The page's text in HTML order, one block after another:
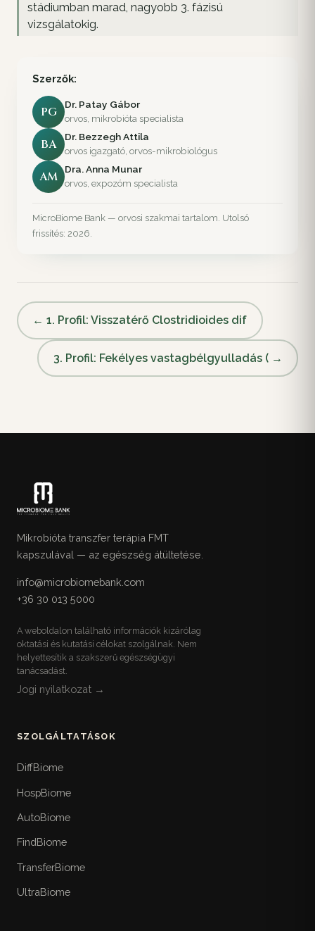
stádiumban marad, nagyobb 3. fázisú
vizsgálatokig.
Szerzők:
PG
Dr. Patay Gábor
orvos, mikrobióta specialista
BA
Dr. Bezzegh Attila
orvos igazgató, orvos-mikrobiológus
AM
Dra. Anna Munar
orvos, expozóm specialista
MicroBiome Bank — orvosi szakmai tartalom. Utolsó
frissítés: 2026.
← 1. Profil: Visszatérő Clostridioides dif
3. Profil: Fekélyes vastagbélgyulladás ( →
Mikrobióta transzfer terápia FMT
kapszulával — az egészség átültetése.
info@microbiomebank.com
+36 30 013 5000
A weboldalon található információk kizárólag
oktatási és kutatási célokat szolgálnak. Nem
helyettesítik a szakszerű egészségügyi
tanácsadást.
Jogi nyilatkozat →
SZOLGÁLTATÁSOK
DiffBiome
HospBiome
AutoBiome
FindBiome
TransferBiome
UltraBiome